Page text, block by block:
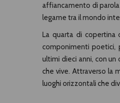
affiancamento di parola
legame tra il mondo
La quarta di copertina
componimenti poetici,
ultimi dieci anni, con un
che vive. Attraverso la
luoghi orizzontali che